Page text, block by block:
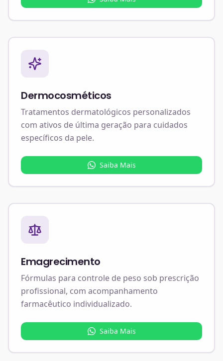
Dermocosméticos
Tratamentos dermatológicos personalizados
com ativos de última geração para cuidados
específicos da pele.
Saiba Mais
Emagrecimento
Fórmulas para controle de peso sob prescrição
profissional, com acompanhamento
farmacêutico individualizado.
Saiba Mais